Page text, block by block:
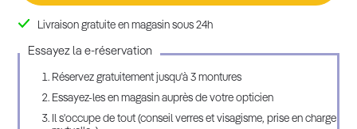
Livraison gratuite en magasin sous 24h
Essayez la e-réservation
Réservez gratuitement jusqu'à 3 montures
Essayez-les en magasin auprès de votre opticien
Il s'occupe de tout (conseil verres et visagisme, prise en charge